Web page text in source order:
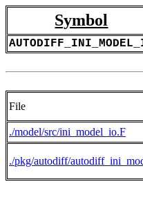
Symbol
File
./model/src/ini_model_io.F
./pkg/autodiff/